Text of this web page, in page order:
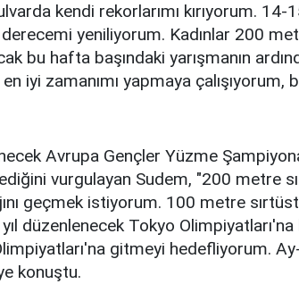
kendi rekorlarımı kırıyorum. 14-
yeniliyorum. Kadınlar 200
bu hafta başındaki yarışmanın
iyi zamanımı yapmaya çalışıyorum,
Avrupa Gençler Yüzme
vurgulayan Sudem, "200 metre
geçmek istiyorum. 100 metre
yıl düzenlenecek Tokyo
gitmeyi hedefliyorum. Ay-
konuştu.